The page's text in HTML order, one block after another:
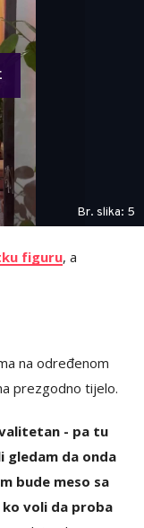
Br. slika: 5
figuru, a
na određenom
prezgodno tijelo.
- pa tu
gledam da onda
bude meso sa
ko voli da proba